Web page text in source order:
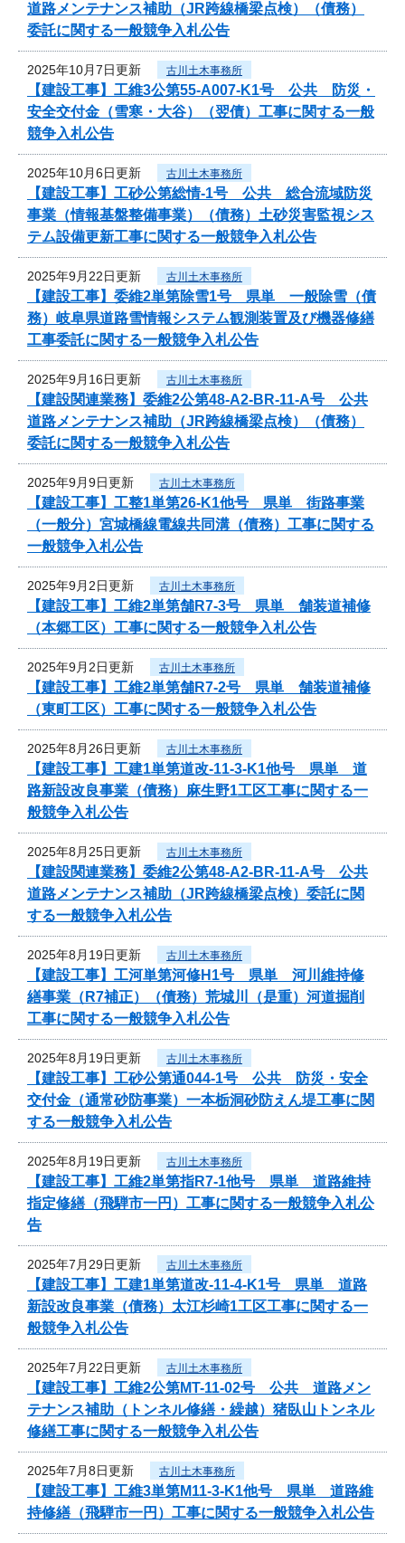
道路メンテナンス補助（JR跨線橋梁点検）（債務）
委託に関する一般競争入札公告
2025年10月7日更新 古川土木事務所
【建設工事】工維3公第55-A007-K1号 公共 防災・
安全交付金（雪寒・大谷）（翌債）工事に関する一般
競争入札公告
2025年10月6日更新 古川土木事務所
【建設工事】工砂公第総情-1号 公共 総合流域防災
事業（情報基盤整備事業）（債務）土砂災害監視シス
テム設備更新工事に関する一般競争入札公告
2025年9月22日更新 古川土木事務所
【建設工事】委維2単第除雪1号 県単 一般除雪（債
務）岐阜県道路雪情報システム観測装置及び機器修繕
工事委託に関する一般競争入札公告
2025年9月16日更新 古川土木事務所
【建設関連業務】委維2公第48-A2-BR-11-A号 公共
道路メンテナンス補助（JR跨線橋梁点検）（債務）
委託に関する一般競争入札公告
2025年9月9日更新 古川土木事務所
【建設工事】工整1単第26-K1他号 県単 街路事業
（一般分）宮城橋線電線共同溝（債務）工事に関する
一般競争入札公告
2025年9月2日更新 古川土木事務所
【建設工事】工維2単第舗R7-3号 県単 舗装道補修
（本郷工区）工事に関する一般競争入札公告
2025年9月2日更新 古川土木事務所
【建設工事】工維2単第舗R7-2号 県単 舗装道補修
（東町工区）工事に関する一般競争入札公告
2025年8月26日更新 古川土木事務所
【建設工事】工建1単第道改-11-3-K1他号 県単 道
路新設改良事業（債務）麻生野1工区工事に関する一
般競争入札公告
2025年8月25日更新 古川土木事務所
【建設関連業務】委維2公第48-A2-BR-11-A号 公共
道路メンテナンス補助（JR跨線橋梁点検）委託に関
する一般競争入札公告
2025年8月19日更新 古川土木事務所
【建設工事】工河単第河修H1号 県単 河川維持修
繕事業（R7補正）（債務）荒城川（是重）河道掘削
工事に関する一般競争入札公告
2025年8月19日更新 古川土木事務所
【建設工事】工砂公第通044-1号 公共 防災・安全
交付金（通常砂防事業）一本栃洞砂防えん堤工事に関
する一般競争入札公告
2025年8月19日更新 古川土木事務所
【建設工事】工維2単第指R7-1他号 県単 道路維持
指定修繕（飛騨市一円）工事に関する一般競争入札公
告
2025年7月29日更新 古川土木事務所
【建設工事】工建1単第道改-11-4-K1号 県単 道路
新設改良事業（債務）太江杉崎1工区工事に関する一
般競争入札公告
2025年7月22日更新 古川土木事務所
【建設工事】工維2公第MT-11-02号 公共 道路メン
テナンス補助（トンネル修繕・繰越）猪臥山トンネル
修繕工事に関する一般競争入札公告
2025年7月8日更新 古川土木事務所
【建設工事】工維3単第M11-3-K1他号 県単 道路維
持修繕（飛騨市一円）工事に関する一般競争入札公告